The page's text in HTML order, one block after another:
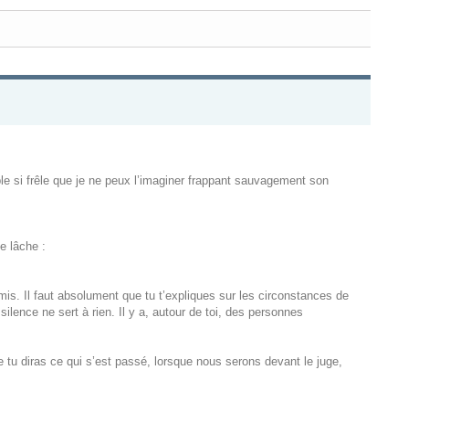
frêle que je ne peux l’imaginer frappant sauvagement son
lâche :
Il faut absolument que tu t’expliques sur les circonstances de
ne sert à rien. Il y a, autour de toi, des personnes
diras ce qui s’est passé, lorsque nous serons devant le juge,